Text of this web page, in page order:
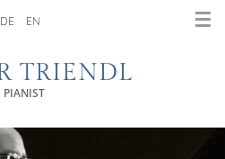
DE EN ☰
TRIENDL
PIANIST